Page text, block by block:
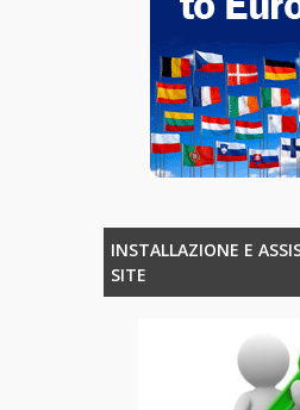
INSTALLAZIONE E
SITE